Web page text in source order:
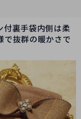
付裏手袋内側は柔
で抜群の暖かさで